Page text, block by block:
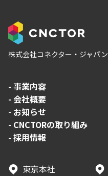
株式会社コネクター・ジャパン
東京本社
- 事業内容
- 会社概要
- お知らせ
- CNCTORの取り組み
- 採用情報